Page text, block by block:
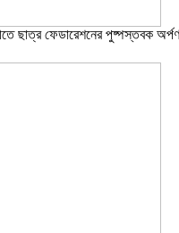
ছাত্র ফেডারেশনের পুষ্পস্তবক অর্পণ